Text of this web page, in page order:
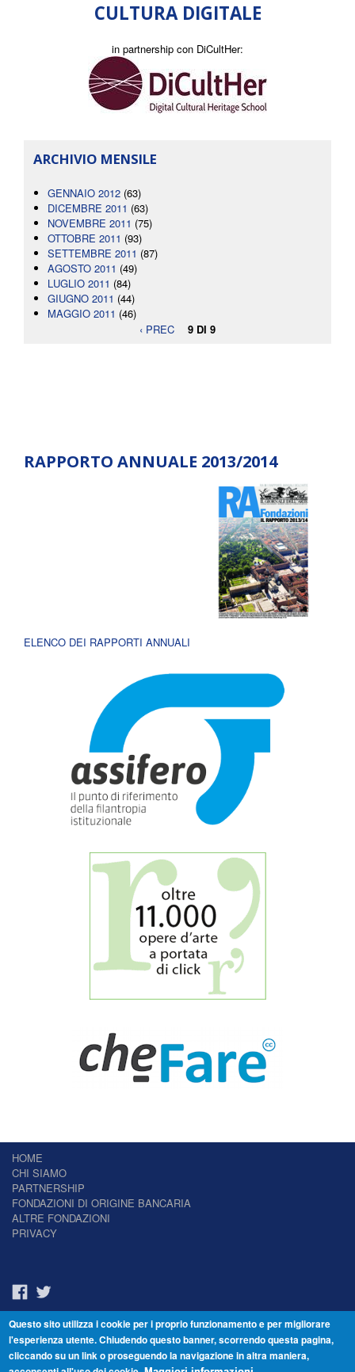
CULTURA DIGITALE
in partnership con DiCultHer:
ARCHIVIO MENSILE
GENNAIO 2012 (63)
DICEMBRE 2011 (63)
NOVEMBRE 2011 (75)
OTTOBRE 2011 (93)
SETTEMBRE 2011 (87)
AGOSTO 2011 (49)
LUGLIO 2011 (84)
GIUGNO 2011 (44)
MAGGIO 2011 (46)
‹ PREC
9 DI 9
RAPPORTO ANNUALE 2013/2014
ELENCO DEI RAPPORTI ANNUALI
HOME
CHI SIAMO
PARTNERSHIP
FONDAZIONI DI ORIGINE BANCARIA
ALTRE FONDAZIONI
PRIVACY
Il Giornale delle Fondazioni - Periodico telematico
Reg. Tribunale n.7 del 22/07/2014 – ISSN 2421-2466
© Fondazione Venezia 2000 - Dorsoduro 3488/U - 30123 Venezia - Italia -
Questo sito utilizza i cookie per i proprio funzionamento e per migliorare
l'esperienza utente. Chiudendo questo banner, scorrendo questa pagina,
cliccando su un link o proseguendo la navigazione in altra maniera,